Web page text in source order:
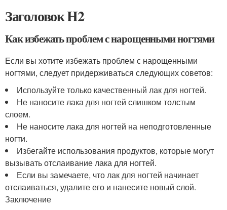
Заголовок H2
Как избежать проблем с нарощенными ногтями
Если вы хотите избежать проблем с нарощенными
ногтями, следует придерживаться следующих советов:
Используйте только качественный лак для ногтей.
Не наносите лака для ногтей слишком толстым
слоем.
Не наносите лака для ногтей на неподготовленные
ногти.
Избегайте использования продуктов, которые могут
вызывать отслаивание лака для ногтей.
Если вы замечаете, что лак для ногтей начинает
отслаиваться, удалите его и нанесите новый слой.
Заключение